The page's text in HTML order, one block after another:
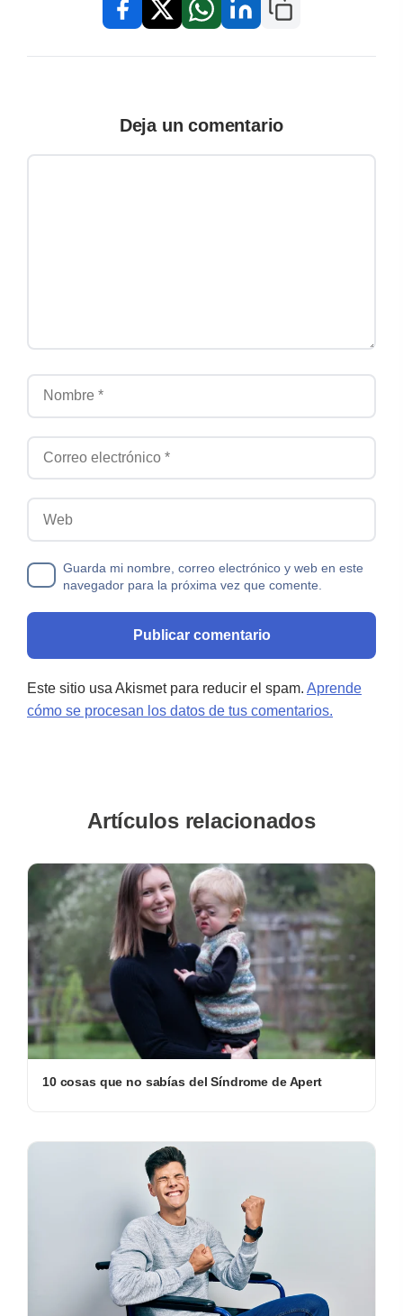
FacebookX / TwitterWhatsAppLinkedInCopiar enlace
Deja un comentario
Guarda mi nombre, correo electrónico y web en este
navegador para la próxima vez que comente.
Este sitio usa Akismet para reducir el spam. Aprende
cómo se procesan los datos de tus comentarios.
Artículos relacionados
10 cosas que no sabías del Síndrome de Apert